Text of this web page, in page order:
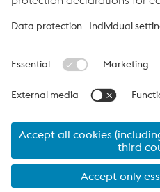
Kariéra
Všeobecné obchodní podmínky
Code of Conduct
Data protection
Cookie settings
Language